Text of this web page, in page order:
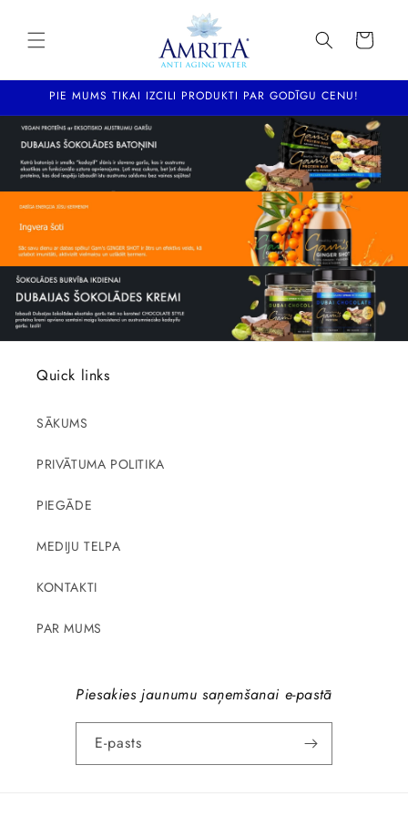
saturu
Ratiņi
PIE MUMS TIKAI IZCILI PRODUKTI PAR GODĪGU CENU!
Quick links
SĀKUMS
PRIVĀTUMA POLITIKA
PIEGĀDE
MEDIJU TELPA
KONTAKTI
PAR MUMS
Piesakies jaunumu saņemšanai e-pastā
E-pasts